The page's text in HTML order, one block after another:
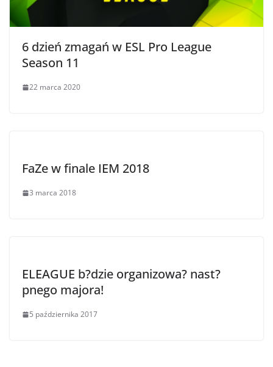
6 dzień zmagań w ESL Pro League
Season 11
22 marca 2020
FaZe w finale IEM 2018
3 marca 2018
ELEAGUE b?dzie organizowa? nast?
pnego majora!
5 października 2017